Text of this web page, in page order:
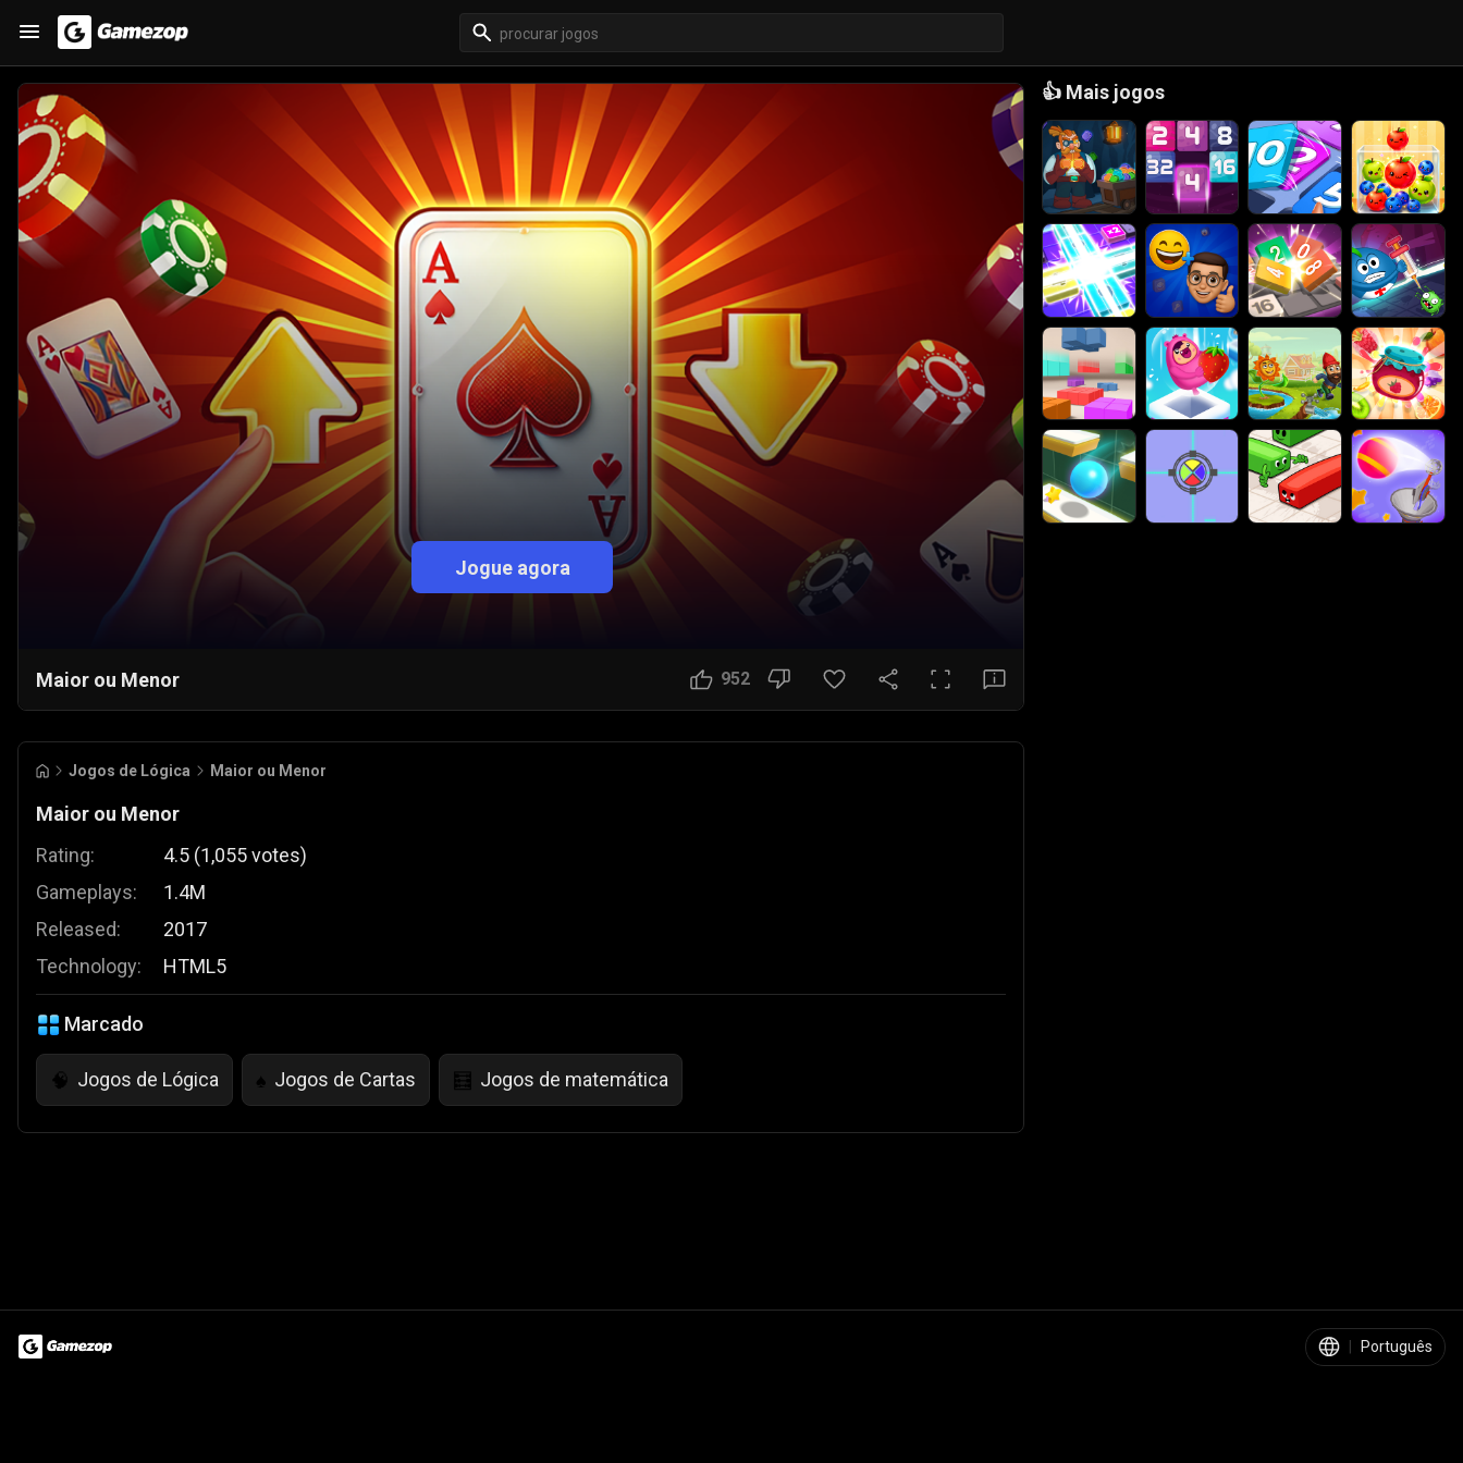
Jogue agora
Maior ou Menor 952
Jogos de Lógica Maior ou Menor
Maior ou Menor
Rating:
Gameplays:
Released:
Technology:
4.5 (1,055votes)
1.4M
2017
HTML5
Marcado
🧠 Jogos de Lógica ♠️ Jogos de Cartas 🧮 Jogos de matemática
👍 Mais jogos
| Português